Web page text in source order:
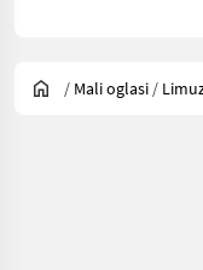
/ Mali oglasi /